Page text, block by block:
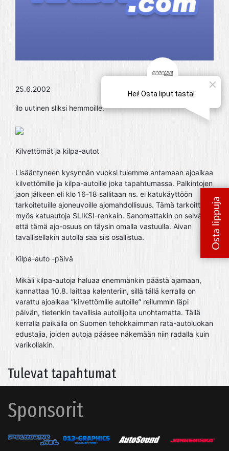
25.6.2002
ilo uutinen sliksi hemmoille.
Kilvettömät ja kilpa-autot
Lisääntyneen kysynnän vuoksi tulemme antamaan ajoaikaa
kilvettömille ja kilpa-autoille joka tapahtumassa. Palkintojen
jaon jälkeen eli klo 16-18 sallitaan ns. ei katukäyttöön
tarkoitetuille ajoneuvoille ajomahdollisuus. Tämä tarkoittaa
myös katuautoja SLIKSI-renkain. Sanomattakin on selvää,
että tämä ajo-osuus on täysin omalla vastuulla. Aivan
tavallisellakin autolla saa siis osallistua.
Kilpa-auto -päivä
Mikäli kilpa-autoja haluaa enemmänkin päästä ajamaan,
kannattaa 10.8. laittaa kalenteriin, sillä tällä kerralla on
varattu ajoaikaa ”kilvettömille autoille” reilummin läpi
päivän, tietenkin tavallisia autoilijoita unohtamatta. Tällä
kerralla paikalla on Suomen tehokkaimman rata-autoluokan
edustajia, joiden autoja pääsee näkemään niin radalla kuin
varikollakin.
Tulevat tapahtumat
Sponsorit